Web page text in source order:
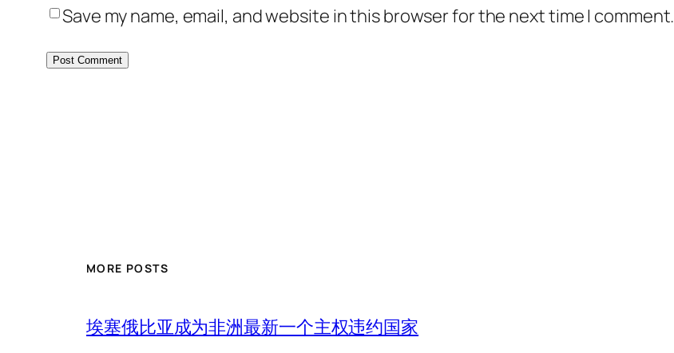
Save my name, email, and website in this browser for the next time I comment.
MORE POSTS
埃塞俄比亚成为非洲最新一个主权违约国家